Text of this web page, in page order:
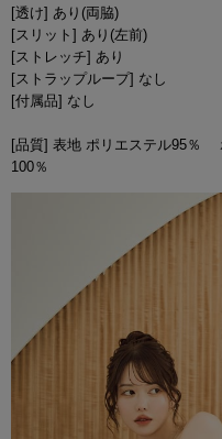
[透け] あり(両脇)
[スリット] あり(左前)
[ストレッチ] あり
[ストラップループ] なし
[付属品] なし
[品質] 表地 ポリエステル95
100％